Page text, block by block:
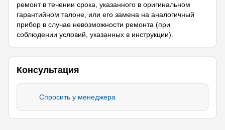
ремонт в течении срока, указанного в оригинальном
гарантийном талоне, или его замена на аналогичный
прибор в случае невозможности ремонта (при
соблюдении условий, указанных в инструкции).
Консультация
Спросить у менеджера